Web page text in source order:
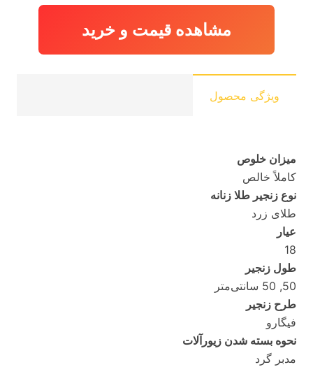
مشاهده قیمت و خرید
ویژگی محصول
میزان خلوص
کاملاً خالص
نوع زنجیر طلا زنانه
طلای زرد
عیار
18
طول زنجیر
50, 50 سانتی‌متر
طرح زنجیر
فیگارو
نحوه بسته شدن زیورآلات
مدبر گرد